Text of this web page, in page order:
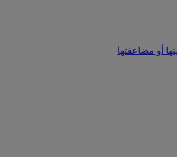
أو مضاعفتها